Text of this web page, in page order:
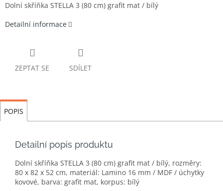
Dolní skříňka STELLA 3 (80 cm) grafit mat / bílý
Detailní informace
ZEPTAT SE SDÍLET
POPIS
Detailní popis produktu
Dolní skříňka STELLA 3 (80 cm) grafit mat / bílý, rozměry:
80 x 82 x 52 cm, materiál: Lamino 16 mm / MDF / úchytky
kovové, barva: grafit mat, korpus: bílý